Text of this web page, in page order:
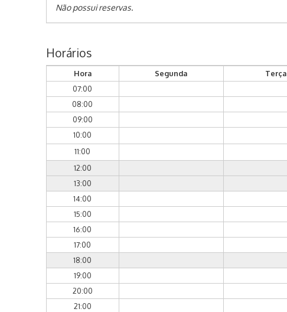
Não possui reservas.
Horários
Hora Segunda Terça
07:00
08:00
09:00
10:00
11:00
12:00
13:00
14:00
15:00
16:00
17:00
18:00
19:00
20:00
21:00